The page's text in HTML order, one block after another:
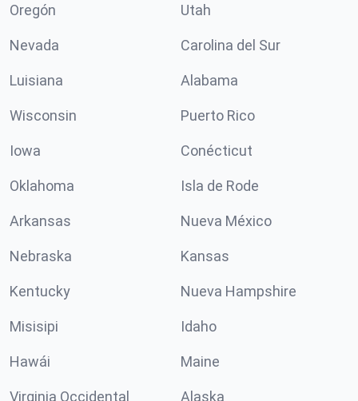
Oregón Utah
Nevada Carolina del Sur
Luisiana Alabama
Wisconsin Puerto Rico
Iowa Conécticut
Oklahoma Isla de Rode
Arkansas Nueva México
Nebraska Kansas
Kentucky Nueva Hampshire
Misisipi Idaho
Hawái Maine
Virginia Occidental Alaska